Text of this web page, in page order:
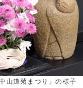
山道菊まつり」の様子